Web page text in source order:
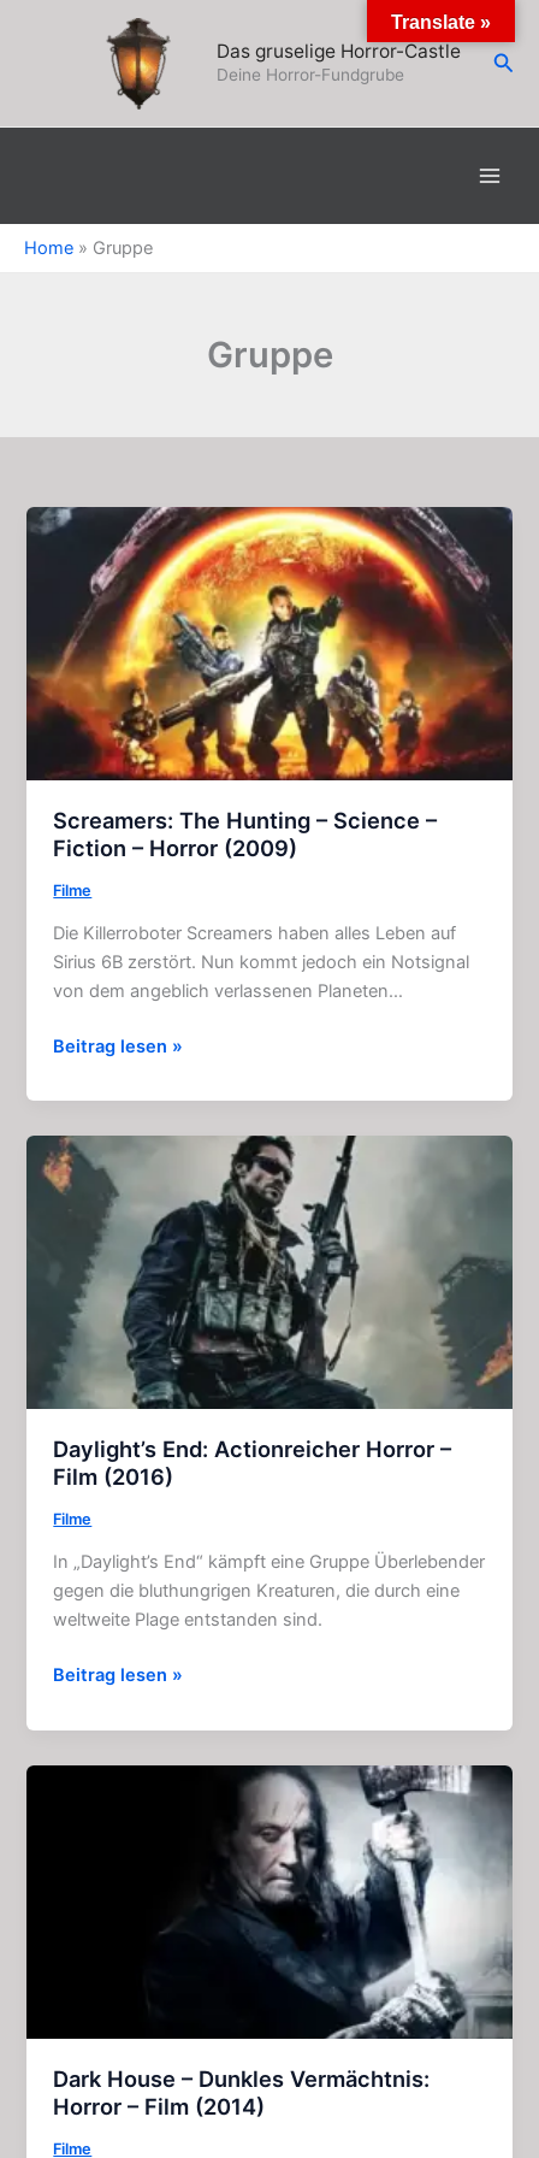
Das gruselige Horror-Castle
Deine Horror-Fundgrube
Home » Gruppe
Gruppe
Screamers: The Hunting – Science –
Fiction – Horror (2009)
Filme
Die Killerroboter Screamers haben alles Leben auf
Sirius 6B zerstört. Nun kommt jedoch ein Notsignal
von dem angeblich verlassenen Planeten…
Screamers:
Hunting
–
Science
–
Fiction
Horror
(2009)
Beitrag lesen »
Daylight’s End: Actionreicher Horror –
Film (2016)
Filme
In „Daylight’s End“ kämpft eine Gruppe Überlebender
gegen die bluthungrigen Kreaturen, die durch eine
weltweite Plage entstanden sind.
Daylight’s
Actionreicher
Horror
Beitrag lesen »
Dark House – Dunkles Vermächtnis:
Horror – Film (2014)
Filme
Translate »